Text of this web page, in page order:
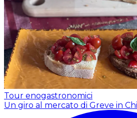
Tour enogastronomici
Un giro al mercato di Greve in